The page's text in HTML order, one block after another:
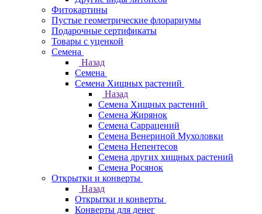
Фитокартины
Пустые геометрические флорариумы
Подарочные сертификаты
Товары с уценкой
Семена
Назад
Семена
Семена Хищных растений
Назад
Семена Хищных растений
Семена Жирянок
Семена Саррацений
Семена Венериной Мухоловки
Семена Непентесов
Семена других хищных растений
Семена Росянок
Открытки и конверты
Назад
Открытки и конверты
Конверты для денег